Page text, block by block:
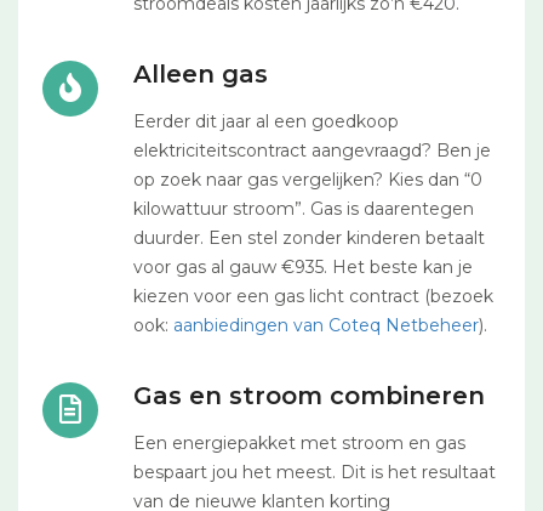
Alleen gas
Eerder dit jaar al een goedkoop
elektriciteitscontract aangevraagd? Ben je
op zoek naar gas vergelijken? Kies dan “0
kilowattuur stroom”. Gas is daarentegen
duurder. Een stel zonder kinderen betaalt
voor gas al gauw €935. Het beste kan je
kiezen voor een gas licht contract (bezoek
ook: aanbiedingen van Coteq Netbeheer).
Gas en stroom combineren
Een energiepakket met stroom en gas
bespaart jou het meest. Dit is het resultaat
van de nieuwe klanten korting